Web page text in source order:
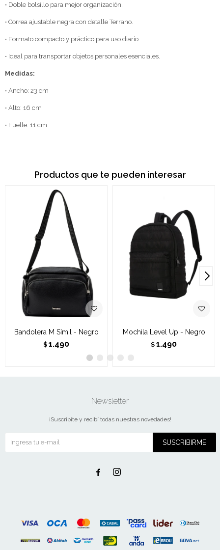
• Doble bolsillo para mejor organización.
• Correa ajustable negra con detalle Terrano.
• Formato compacto y práctico para uso diario.
• Ideal para transportar objetos personales esenciales.
Medidas:
• Ancho: 23 cm
• Alto: 16 cm
• Fuelle: 11 cm
Productos que te pueden interesar
Bandolera M Símil - Negro
$ 1.490
Mochila Level Up - Negro
$ 1.490
Newsletter
¡Suscribite y recibí todas nuestras novedades!
SUSCRIBIRME
 